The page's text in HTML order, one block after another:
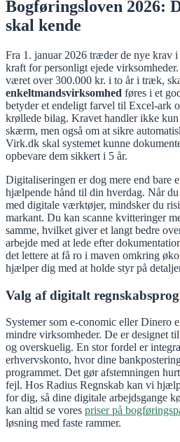
Bogføringsloven 2026:
skal kende
Fra 1. januar 2026 træder de nye krav
kraft for personligt ejede
været over 300.000 kr. i to år i træk,
enkeltmandsvirksomhed føres i et
betyder et endeligt farvel til Excel-ark
krøllede bilag. Kravet handler ikke kun
skærm, men også om at sikre
Virk.dk skal systemet kunne
opbevare dem sikkert i 5 år.
Digitaliseringen er dog mere end bare
hjælpende hånd til din hverdag. Når
med digitale værktøjer, mindsker du
markant. Du kan scanne kvitteringer
samme, hvilket giver et langt bedre
arbejde med at lede efter
det lettere at få ro i maven omkring
hjælper dig med at holde styr på
Valg af digitalt
Systemer som e-conomic eller Dinero
mindre virksomheder. De er designet
og overskuelig. En stor fordel er
erhvervskonto, hvor dine
programmet. Det gør afstemningen
fejl. Hos Radius Regnskab kan vi
for dig, så dine digitale arbejdsgange
kan altid se vores priser på
løsning med faste rammer.